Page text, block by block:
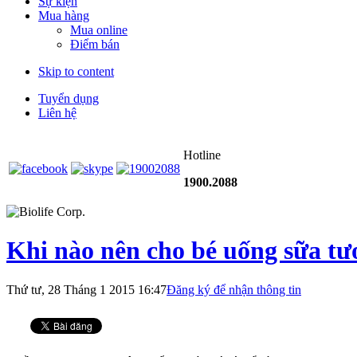
Mua hàng
Mua online
Điểm bán
Skip to content
Tuyển dụng
Liên hệ
Hotline
1900.2088
Khi nào nên cho bé uống sữa
Thứ tư, 28 Tháng 1 2015 16:47Đăng ký để nhận thông tin